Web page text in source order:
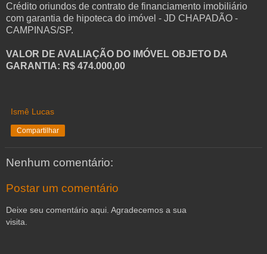
Crédito oriundos de contrato de financiamento imobiliário
com garantia de hipoteca do imóvel - JD CHAPADÃO -
CAMPINAS/SP.
VALOR DE AVALIAÇÃO DO IMÓVEL OBJETO DA
GARANTIA: R$ 474.000,00
Ismê Lucas
Compartilhar
Nenhum comentário:
Postar um comentário
Deixe seu comentário aqui. Agradecemos a sua
visita.